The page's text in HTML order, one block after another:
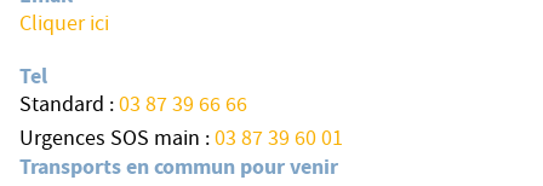
Cliquer ici
Tel
Standard :03 87 39 66 66
Urgences SOS main :03 87 39 60 01
Transports en commun pour venir